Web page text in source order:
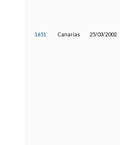
1651 Canarias 25/03/2002